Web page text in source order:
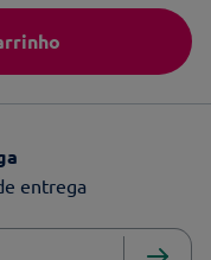
entrega